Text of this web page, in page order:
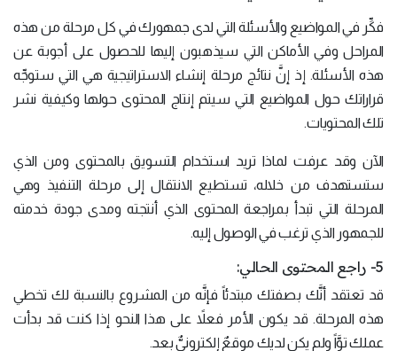
فكِّر في المواضيع والأسئلة التي لدى جمهورك في كل مرحلة من هذه
المراحل وفي الأماكن التي سيذهبون إليها للحصول على أجوبة عن
هذه الأسئلة. إذ إنَّ نتائج مرحلة إنشاء الاستراتيجية هي التي ستوجِّه
قراراتك حول المواضيع التي سيتم إنتاج المحتوى حولها وكيفية نشر
تلك المحتويات.
الآن وقد عرفت لماذا تريد استخدام التسويق بالمحتوى ومن الذي
ستستهدف من خلاله، تستطيع الانتقال إلى مرحلة التنفيذ وهي
المرحلة التي تبدأ بمراجعة المحتوى الذي أنتجته ومدى جودة خدمته
للجمهور الذي ترغب في الوصول إليه.
5- راجع المحتوى الحالي:
قد تعتقد أنَّك بصفتك مبتدئاً فإنَّه من المشروع بالنسبة لك تخطي
هذه المرحلة. قد يكون الأمر فعلاً على هذا النحو إذا كنت قد بدأت
عملك توَّاً ولم يكن لديك موقعٌ إلكترونيٌّ بعد.